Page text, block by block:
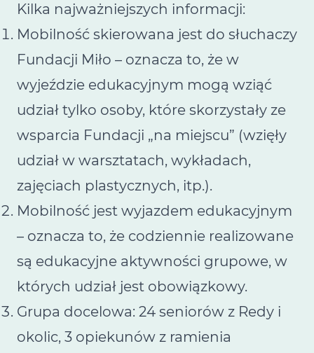
Kilka najważniejszych informacji:
Mobilność skierowana jest do słuchaczy
Fundacji Miło – oznacza to, że w
wyjeździe edukacyjnym mogą wziąć
udział tylko osoby, które skorzystały ze
wsparcia Fundacji „na miejscu” (wzięły
udział w warsztatach, wykładach,
zajęciach plastycznych, itp.).
Mobilność jest wyjazdem edukacyjnym
– oznacza to, że codziennie realizowane
są edukacyjne aktywności grupowe, w
których udział jest obowiązkowy.
Grupa docelowa: 24 seniorów z Redy i
okolic, 3 opiekunów z ramienia